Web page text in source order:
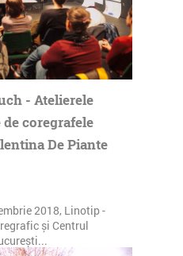
- Atelierele
coregrafele
De Piante
2018, Linotip -
și Centrul